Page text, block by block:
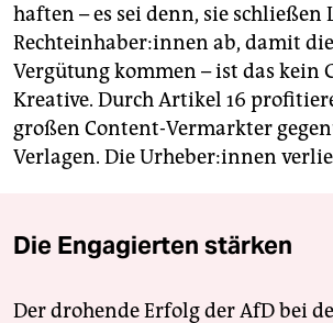
haften – es sei denn, sie schließen
Rechteinhaber:innen ab, damit
Vergütung kommen – ist das kein
Kreative. Durch Artikel 16
großen Content-Vermarkter
Verlagen. Die Urheber:innen
Die Engagierten stärken
Der drohende Erfolg der AfD bei